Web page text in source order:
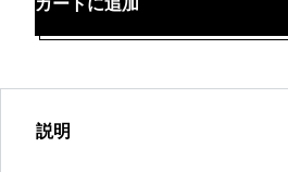
カートに追加
説明